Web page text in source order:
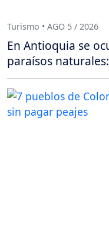
Turismo • AGO 5 / 2026
En Antioquia se
paraísos